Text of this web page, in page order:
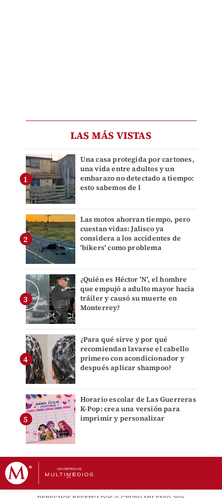
LAS MÁS VISTAS
Una casa protegida por cartones,
una vida entre adultos y un
embarazo no detectado a tiempo:
esto sabemos de l
Las motos ahorran tiempo, pero
cuestan vidas: Jalisco ya
considera a los accidentes de
'bikers' como problema
¿Quién es Héctor 'N', el hombre
que empujó a adulto mayor hacia
tráiler y causó su muerte en
Monterrey?
¿Para qué sirve y por qué
recomiendan lavarse el cabello
primero con acondicionador y
después aplicar shampoo?
Horario escolar de Las Guerreras
K-Pop: crea una versión para
imprimir y personalizar